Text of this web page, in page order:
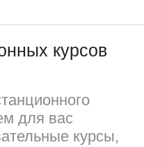
курсов
для вас
курсы,